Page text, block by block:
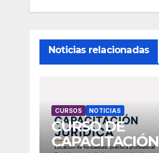
Noticias relacionadas
CURSOS NOTICIAS
CURSO DE
CAPACITACIÓN